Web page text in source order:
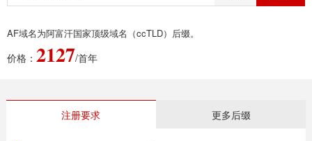
AF域名为阿富汗国家顶级域名（ccTLD）后缀。
价格： 2127/首年
注册要求 更多后缀